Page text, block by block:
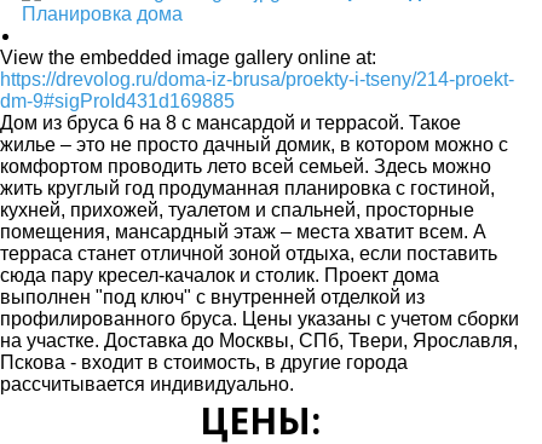
Планировка дома
View the embedded image gallery online at:
https://drevolog.ru/doma-iz-brusa/proekty-i-tseny/214-proekt-
dm-9#sigProId431d169885
Дом из бруса 6 на 8 с мансардой и террасой. Такое
жилье – это не просто дачный домик, в котором можно с
комфортом проводить лето всей семьей. Здесь можно
жить круглый год продуманная планировка с гостиной,
кухней, прихожей, туалетом и спальней, просторные
помещения, мансардный этаж – места хватит всем. А
терраса станет отличной зоной отдыха, если поставить
сюда пару кресел-качалок и столик. Проект дома
выполнен "под ключ" с внутренней отделкой из
профилированного бруса. Цены указаны с учетом сборки
на участке. Доставка до Москвы, СПб, Твери, Ярославля,
Пскова - входит в стоимость, в другие города
рассчитывается индивидуально.
ЦЕНЫ: